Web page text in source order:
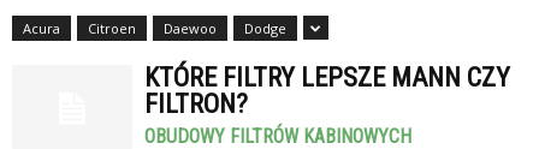
Acura Citroen Daewoo Dodge
KTÓRE FILTRY LEPSZE MANN CZY
FILTRON?
OBUDOWY FILTRÓW KABINOWYCH